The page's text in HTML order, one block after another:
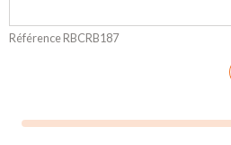
Référence RBCRB187